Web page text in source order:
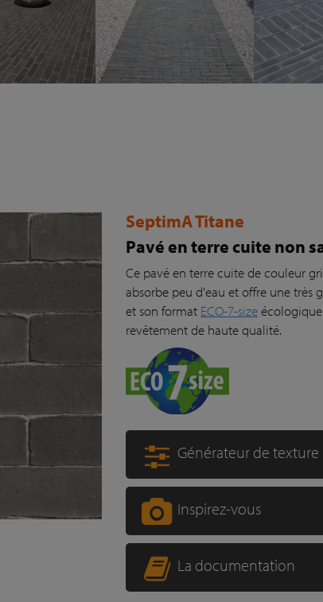
SeptimA Titane
Pavé en terre cuite non
Ce pavé en terre cuite de couleur
absorbe peu d'eau et offre une très
et son format ECO-7-size
revêtement de haute qualité.
Générateur de texture
Inspirez-vous
La documentation